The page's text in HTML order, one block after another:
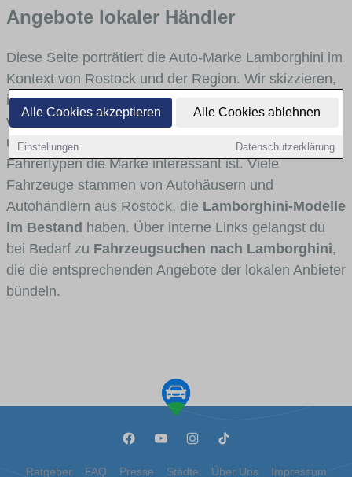
Alle Cookies akzeptieren Alle Cookies ablehnen
Einstellungen Datenschutzerklärung
Angebote lokaler Händler
Diese Seite porträtiert die Auto-Marke Lamborghini im
Kontext von Rostock und der Region. Wir skizzieren,
in welchen Fahrzeugklassen Lamborghini stark
vertreten ist, welche Modellreihen häufig im Stadt-
und Umlandverkehr zu sehen sind und für welche
Fahrertypen die Marke interessant ist. Viele
Fahrzeuge stammen von Autohäusern und
Autohändlern aus Rostock, die Lamborghini-Modelle
im Bestand haben. Über interne Links gelangst du
bei Bedarf zu Fahrzeugsuchen nach Lamborghini,
die die entsprechenden Angebote der lokalen Anbieter
bündeln.
Ratgeber FAQ Presse Städte Über Uns Impressum